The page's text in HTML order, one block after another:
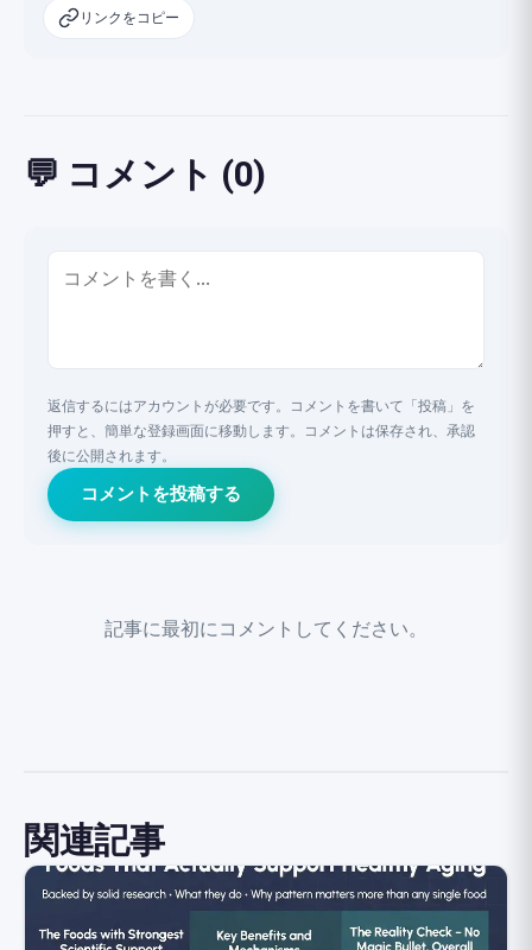
リンクをコピー
💬 コメント (0)
返信するにはアカウントが必要です。コメントを書いて「投稿」を
押すと、簡単な登録画面に移動します。コメントは保存され、承認
後に公開されます。
コメントを投稿する
記事に最初にコメントしてください。
関連記事